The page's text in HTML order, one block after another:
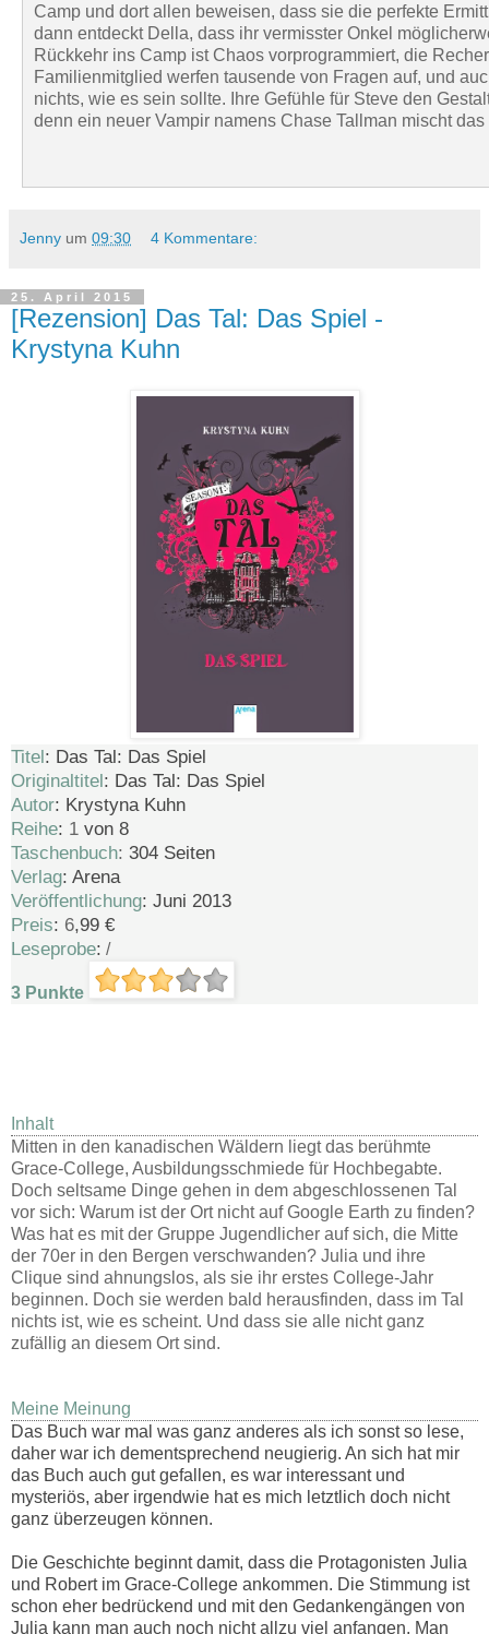
Camp und dort allen beweisen, dass sie die perfekte
dann entdeckt Della, dass ihr vermisster Onkel
Rückkehr ins Camp ist Chaos vorprogrammiert, die
Familienmitglied werfen tausende von Fragen auf, und
nichts, wie es sein sollte. Ihre Gefühle für Steve den
denn ein neuer Vampir namens Chase Tallman mischt
Jenny um 09:30 4 Kommentare:
25. April 2015
[Rezension] Das Tal: Das Spiel -
Krystyna Kuhn
Titel: Das Tal: Das Spiel
Originaltitel: Das Tal: Das Spiel
Autor: Krystyna Kuhn
Reihe: 1 von 8
Taschenbuch: 304 Seiten
Verlag: Arena
Veröffentlichung: Juni 2013
Preis: 6,99 €
Leseprobe: /
3 Punkte
Inhalt
Mitten in den kanadischen Wäldern liegt das berühmte
Grace-College, Ausbildungsschmiede für Hochbegabte.
Doch seltsame Dinge gehen in dem abgeschlossenen Tal
vor sich: Warum ist der Ort nicht auf Google Earth zu finden?
Was hat es mit der Gruppe Jugendlicher auf sich, die Mitte
der 70er in den Bergen verschwanden? Julia und ihre
Clique sind ahnungslos, als sie ihr erstes College-Jahr
beginnen. Doch sie werden bald herausfinden, dass im Tal
nichts ist, wie es scheint. Und dass sie alle nicht ganz
zufällig an diesem Ort sind.
Meine Meinung
Das Buch war mal was ganz anderes als ich sonst so lese,
daher war ich dementsprechend neugierig. An sich hat mir
das Buch auch gut gefallen, es war interessant und
mysteriös, aber irgendwie hat es mich letztlich doch nicht
ganz überzeugen können.
Die Geschichte beginnt damit, dass die Protagonisten Julia
und Robert im Grace-College ankommen. Die Stimmung ist
schon eher bedrückend und mit den Gedankengängen von
Julia kann man auch noch nicht allzu viel anfangen. Man